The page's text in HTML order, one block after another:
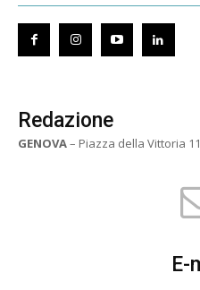
Redazione
GENOVA– Piazza della Vittoria 11
E-